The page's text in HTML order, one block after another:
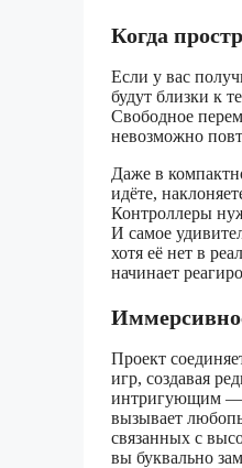
Когда
Если у вас
будут близки к
Свободное
невозможно
Даже в
идёте,
Контроллеры
И самое
хотя её нет в
начинает
Проект
игр, создавая
интригующим —
вызывает
связанных с
вы буквально